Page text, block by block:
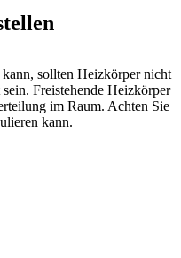
sollten Heizkörper nicht
Freistehende Heizkörper
im Raum. Achten Sie
kann.